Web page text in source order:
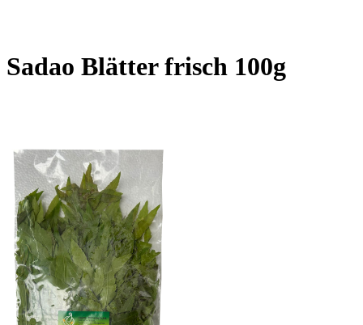
Sadao Blätter frisch 100g